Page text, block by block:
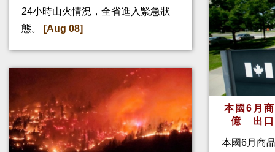
24小時山火情況，全省進入緊急狀
態。
[Aug 08]
本國6月
億 出口
本國6月商